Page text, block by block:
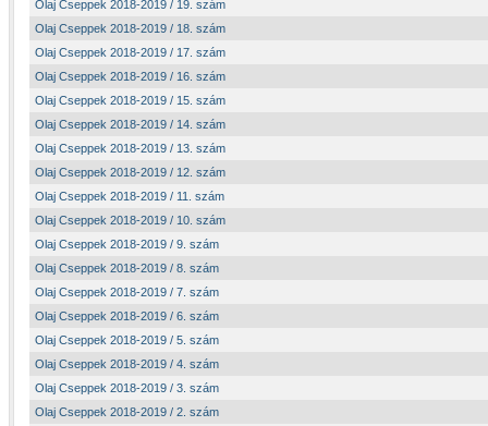
Olaj Cseppek 2018-2019 / 19. szám
Olaj Cseppek 2018-2019 / 18. szám
Olaj Cseppek 2018-2019 / 17. szám
Olaj Cseppek 2018-2019 / 16. szám
Olaj Cseppek 2018-2019 / 15. szám
Olaj Cseppek 2018-2019 / 14. szám
Olaj Cseppek 2018-2019 / 13. szám
Olaj Cseppek 2018-2019 / 12. szám
Olaj Cseppek 2018-2019 / 11. szám
Olaj Cseppek 2018-2019 / 10. szám
Olaj Cseppek 2018-2019 / 9. szám
Olaj Cseppek 2018-2019 / 8. szám
Olaj Cseppek 2018-2019 / 7. szám
Olaj Cseppek 2018-2019 / 6. szám
Olaj Cseppek 2018-2019 / 5. szám
Olaj Cseppek 2018-2019 / 4. szám
Olaj Cseppek 2018-2019 / 3. szám
Olaj Cseppek 2018-2019 / 2. szám